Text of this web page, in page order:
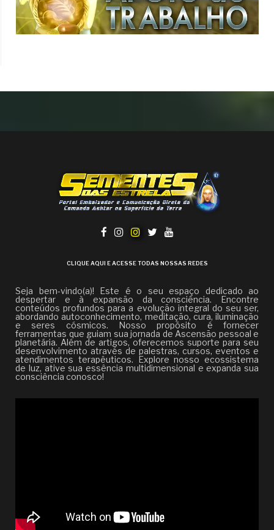
CLIQUE AQUI E ACESSE TODAS NOSSAS REDES
Seja bem-vindo(a)! Este é o seu espaço dedicado ao
despertar e à expansão da consciência. Encontre
conteúdos profundos para a evolução integral do seu ser,
abordando autoconhecimento, meditação, cura, iluminação
e seres cósmicos. Nosso propósito é fornecer
ferramentas que guiam sua jornada de Ascensão pessoal e
planetária. Além de artigos, oferecemos suporte para seu
desenvolvimento através de palestras, cursos, eventos e
atendimentos terapêuticos. Explore nosso ecossistema
de luz, ative sua essência multidimensional e expanda sua
consciência conosco!